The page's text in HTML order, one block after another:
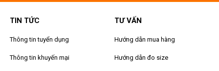
TIN TỨC
Thông tin tuyển dụng
Thông tin khuyến mại
TƯ VẤN
Hướng dẫn mua hàng
Hướng dẫn đo size